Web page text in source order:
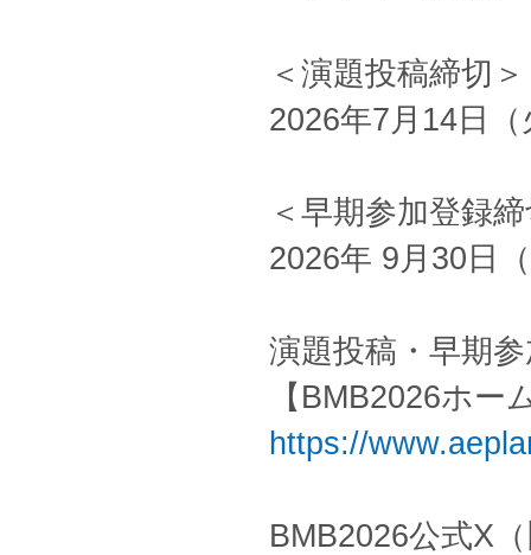
＜演題投稿締切＞
2026年7月14日
＜早期参加登録
2026年 9月30日
演題投稿・早期
【BMB2026ホー
https://
BMB2026公式X